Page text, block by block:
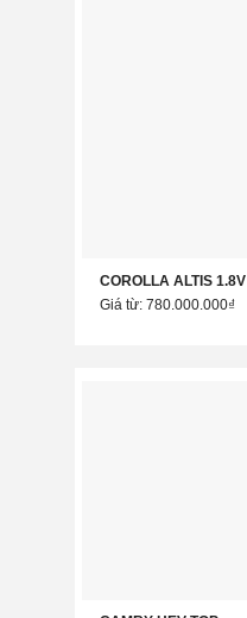
COROLLA ALTIS 1.8V
Giá từ: 780.000.000₫